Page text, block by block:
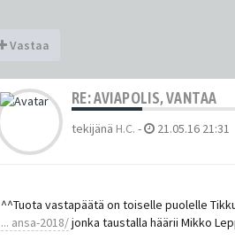
Vastaa
RE: AVIAPOLIS, VANTAA
tekijänä H.C. - 21.05.16 21:31
^^Tuota vastapäätä on toiselle puolelle
... ansa-2018/jonka taustalla häärii Mikko